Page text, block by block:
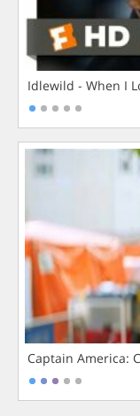
Idlewild - When I
Captain America: